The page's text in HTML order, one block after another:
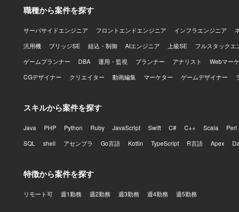
職種から案件を探す
サーバサイドエンジニア フロントエンドエンジニア インフラエンジニア
汎用機
ブリッジSE 組込・制御 AIエンジニア 上級SE フルスタックエ
ゲームプランナー
DBA 運用・監視 プランナー アナリスト Webマー
CGデザイナー
クリエイター 動画編集 マーケター ゲームデザイナー
スキルから案件を探す
Java PHP Python Ruby JavaScript Swift C# C++ Scala Perl
SQL
shell アセンブラ Go言語 Kotlin TypeScript R言語 Apex
特徴から案件を探す
リモート可 週1勤務 週2勤務 週3勤務 週4勤務 週5勤務